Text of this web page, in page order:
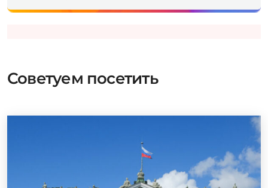
Советуем посетить